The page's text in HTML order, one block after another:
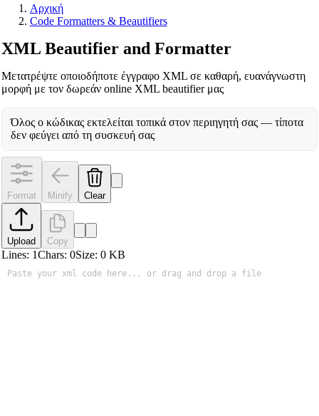
Αρχική
Code Formatters & Beautifiers
XML Beautifier and Formatter
Μετατρέψτε οποιοδήποτε έγγραφο XML σε καθαρή, ευανάγνωστη
μορφή με τον δωρεάν online XML beautifier μας
Όλος ο κώδικας εκτελείται τοπικά στον περιηγητή σας — τίποτα
δεν φεύγει από τη συσκευή σας
Format Minify Clear
Upload Copy
Lines: 1Chars: 0Size: 0KB